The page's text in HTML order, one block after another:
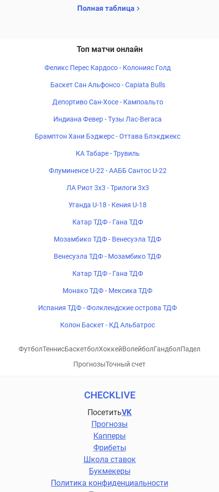
Полная таблица
Топ матчи онлайн
Феликс Перес Кардосо - Колонияс Голд
Баскет Сан Альфонсо - Capiata Bulls
Депортиво Сан-Хосе - Кампоальто
Индиана Февер - Тузы Лас-Вегаса
Брамптон Хани Бэджерс - Оттава Блэкджекс
КА Табаре - Трувиль
Флуминенсе U-22 - ААББ Сантос U-22
ЛА Риот 3x3 - Трилоги 3x3
Уганда U-18 - Кения U-18
Катар ТДФ - Гана ТДФ
Мозамбико ТДФ - Венесуэла ТДФ
Венесуэла ТДФ - Мозамбико ТДФ
Катар ТДФ - Гана ТДФ
Монако ТДФ - Мексика ТДФ
Испания ТДФ - Фолклендские острова ТДФ
Колон Баскет - КД Альбатрос
ФутболТеннисБаскетболХоккейВолейболГандболПадел
ПрогнозыТочный счет
CHECKLIVE
ПосетитьVK
Прогнозы
Капперы
Фрибеты
Школа ставок
Букмекеры
Политика конфиденциальности